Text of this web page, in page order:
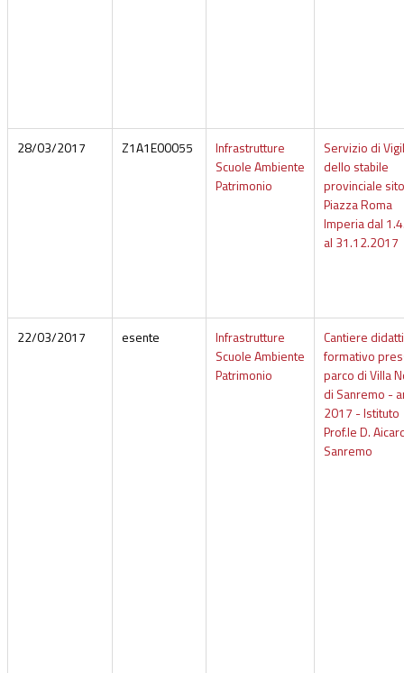
28/03/2017 Z1A1E00055
Infrastrutture
Scuole Ambiente
Patrimonio
Servizio di
dello stabile
provinciale
Piazza Roma
Imperia dal
al 31.12.2017
22/03/2017 esente
Infrastrutture
Scuole Ambiente
Patrimonio
Cantiere
formativo
parco di Villa
di Sanremo -
2017 - Istituto
Prof.le D.
Sanremo